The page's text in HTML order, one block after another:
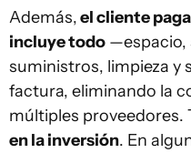
Además,el cliente
incluye todo —espacio,
suministros, limpieza y
factura, eliminando la
múltiples proveedores.
en la inversión. En